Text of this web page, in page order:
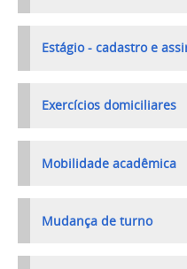
Estágio - cadastro e
Exercícios domiciliares
Mobilidade acadêmica
Mudança de turno